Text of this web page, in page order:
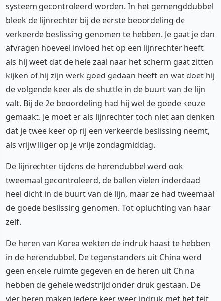
systeem gecontroleerd worden. In het gemengddubbel
bleek de lijnrechter bij de eerste beoordeling de
verkeerde beslissing genomen te hebben. Je gaat je dan
afvragen hoeveel invloed het op een lijnrechter heeft
als hij weet dat de hele zaal naar het scherm gaat zitten
kijken of hij zijn werk goed gedaan heeft en wat doet hij
de volgende keer als de shuttle in de buurt van de lijn
valt. Bij de 2e beoordeling had hij wel de goede keuze
gemaakt. Je moet er als lijnrechter toch niet aan denken
dat je twee keer op rij een verkeerde beslissing neemt,
als vrijwilliger op je vrije zondagmiddag.
De lijnrechter tijdens de herendubbel werd ook
tweemaal gecontroleerd, de ballen vielen inderdaad
heel dicht in de buurt van de lijn, maar ze had tweemaal
de goede beslissing genomen. Tot opluchting van haar
zelf.
De heren van Korea wekten de indruk haast te hebben
in de herendubbel. De tegenstanders uit China werd
geen enkele ruimte gegeven en de heren uit China
hebben de gehele wedstrijd onder druk gestaan. De
vier heren maken iedere keer weer indruk met het feit